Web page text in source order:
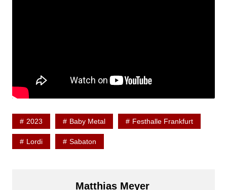
2023 Baby Metal Festhalle Frankfurt
Lordi Sabaton
Matthias Meyer